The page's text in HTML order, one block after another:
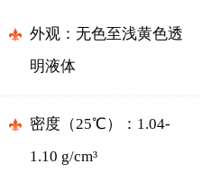
外观：无色至浅黄色透
明液体
密度（25℃）：1.04-
1.10 g/cm³